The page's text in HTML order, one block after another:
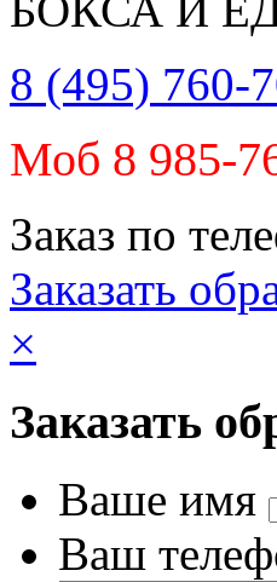
8 (495) 760-
Моб 8 985-
Заказ по
Заказать
×
Заказать
Ваше имя
Ваш